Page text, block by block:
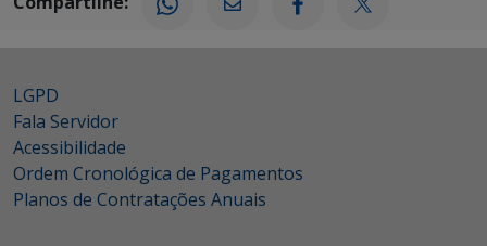
LGPD
Fala Servidor
Acessibilidade
Ordem Cronológica de Pagamentos
Planos de Contratações Anuais